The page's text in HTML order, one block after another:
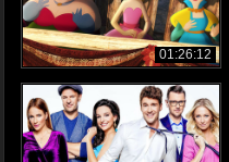
01:26:12